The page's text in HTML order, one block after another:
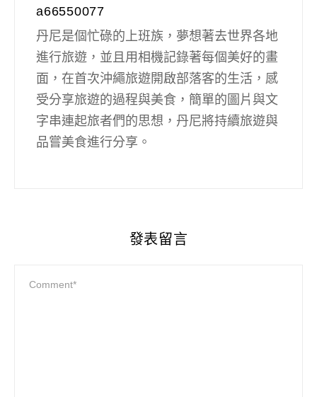
a66550077
丹尼是個忙碌的上班族，夢想著去世界各地
進行旅遊，並且用相機記錄著每個美好的畫
面，在首次沖繩旅遊開啟部落客的生活，感
受分享旅遊的過程與美食，簡單的圖片與文
字串連起旅者們的思想，丹尼將持續旅遊與
品嘗美食進行分享。
發表留言